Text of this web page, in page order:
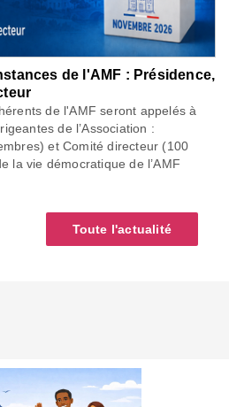
de l'AMF : Présidence,
de l'AMF seront appelés à
de l’Association :
et Comité directeur (100
la vie démocratique de l’AMF
Toute l'actualité